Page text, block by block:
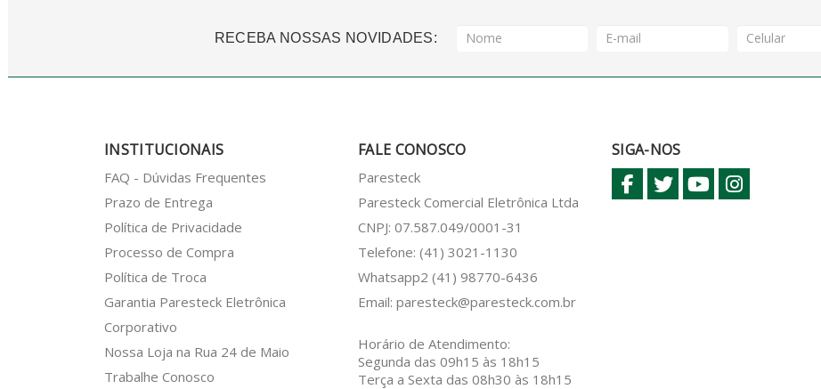
RECEBA NOSSAS NOVIDADES:
INSTITUCIONAIS
FAQ - Dúvidas Frequentes
Prazo de Entrega
Política de Privacidade
Processo de Compra
Política de Troca
Garantia Paresteck Eletrônica
Corporativo
Nossa Loja na Rua 24 de Maio
Trabalhe Conosco
FALE CONOSCO
Paresteck
Paresteck Comercial Eletrônica Ltda
CNPJ: 07.587.049/0001-31
Telefone: (41) 3021-1130
Whatsapp2 (41) 98770-6436
Email: paresteck@paresteck.com.br
Horário de Atendimento:
Segunda das 09h15 às 18h15
Terça a Sexta das 08h30 às 18h15
SIGA-NOS